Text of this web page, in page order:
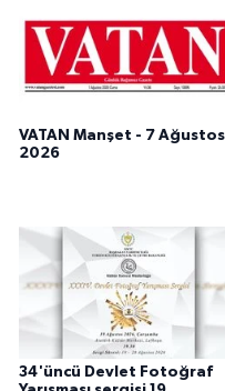
VATAN Manşet - 7 Ağustos
2026
34'üncü Devlet Fotoğraf